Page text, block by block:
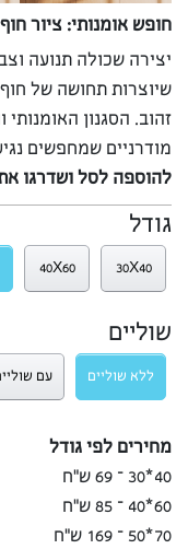
חופש אומנותי: ציור
יצירה שכולה תנועה
שיוצרות תחושה של
זהוב. הסגנון
מודרניים שמחפשים
להוספה לסל ושדרגו
גודל
30X40
40X60
שוליים
ללא שוליים עם
מחירים לפי גודל
40*30 – 69 ש”ח
60*40 – 85 ש”ח
70*50 – 169 ש”ח